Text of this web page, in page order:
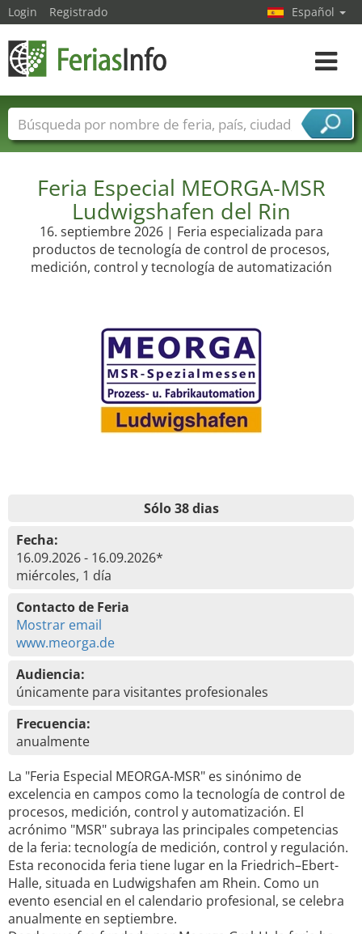
Feria Especial MEORGA-MSR
Ludwigshafen del Rin
16. septiembre 2026 | Feria especializada para
productos de tecnología de control de procesos,
medición, control y tecnología de automatización
Sólo 38 dias
Fecha:
16.09.2026 - 16.09.2026*
miércoles, 1 día
Contacto de Feria
Mostrar email
www.meorga.de
Audiencia:
únicamente para visitantes profesionales
Frecuencia:
anualmente
La "Feria Especial MEORGA-MSR" es sinónimo de
excelencia en campos como la tecnología de control de
procesos, medición, control y automatización. El
acrónimo "MSR" subraya las principales competencias
de la feria: tecnología de medición, control y regulación.
Esta reconocida feria tiene lugar en la Friedrich–Ebert-
Halle, situada en Ludwigshafen am Rhein. Como un
evento esencial en el calendario profesional, se celebra
anualmente en septiembre.
Login Registrado Español
toggle
Nombres de ferias Países
Ciudades
Sectores de proveedor de servicios